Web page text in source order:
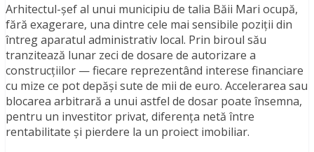
Arhitectul-șef al unui municipiu de talia Băii Mari ocupă,
fără exagerare, una dintre cele mai sensibile poziții din
întreg aparatul administrativ local. Prin biroul său
tranzitează lunar zeci de dosare de autorizare a
construcțiilor — fiecare reprezentând interese financiare
cu mize ce pot depăși sute de mii de euro. Accelerarea sau
blocarea arbitrară a unui astfel de dosar poate însemna,
pentru un investitor privat, diferența netă între
rentabilitate și pierdere la un proiect imobiliar.